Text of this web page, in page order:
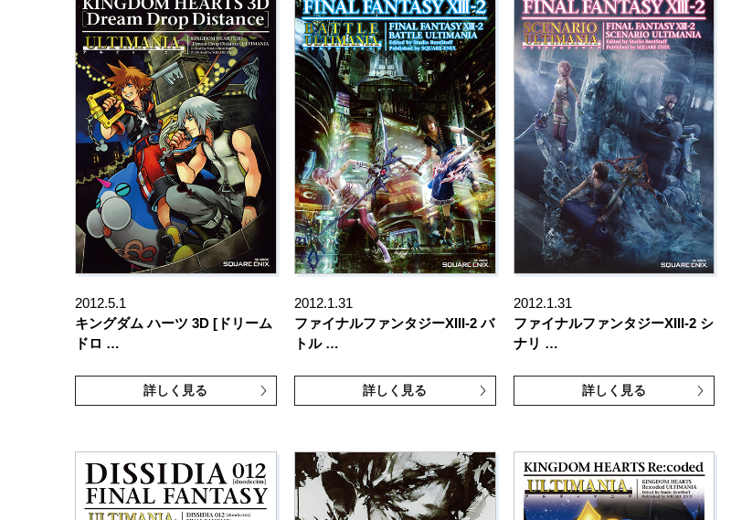
2012.5.1
キングダム ハーツ 3D [ドリーム
ドロ …
詳しく見る
2012.1.31
ファイナルファンタジーXIII-2 バ
トル …
詳しく見る
2012.1.31
ファイナルファンタジーXIII-2 シ
ナリ …
詳しく見る